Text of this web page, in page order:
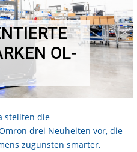
OL-
stellten die
drei Neuheiten vor, die
zugunsten smarter,